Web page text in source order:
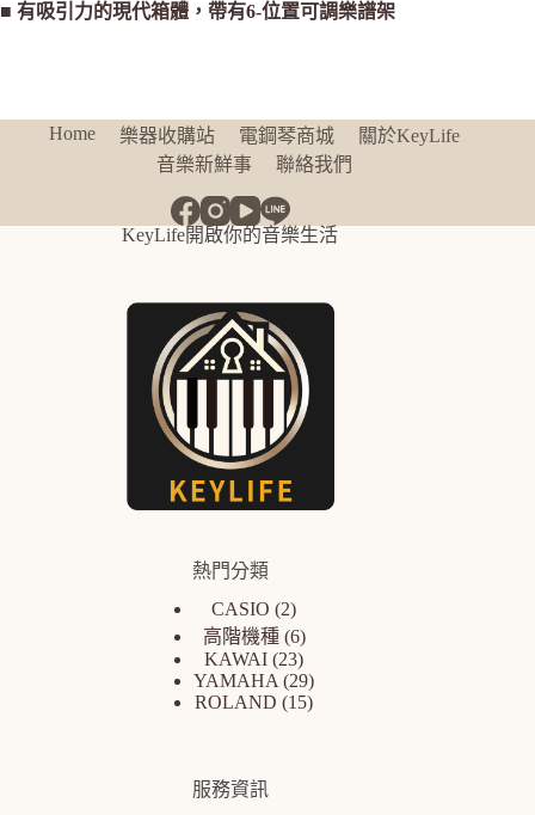
■ 有吸引力的現代箱體，帶有6-位置可調樂譜架
Home 樂器收購站 電鋼琴商城
關於KeyLife
音樂新鮮事
聯絡我們
KeyLife開啟你的音樂生活
熱門分類
CASIO
2
高階機種 6
KAWAI 23
YAMAHA
29
ROLAND
15
服務資訊